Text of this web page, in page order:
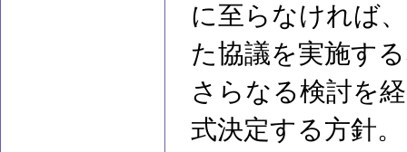
に至らなければ
た協議を実施す
さらなる検討を
式決定する方針。